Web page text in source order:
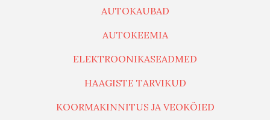
AUTOKAUBAD
AUTOKEEMIA
ELEKTROONIKASEADMED
HAAGISTE TARVIKUD
KOORMAKINNITUS JA VEOKÖIED